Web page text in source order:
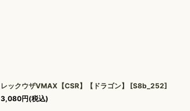
レックウザVMAX【CSR】【ドラゴン】 [S8b_252]
3,080円(税込)